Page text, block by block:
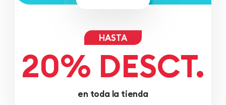
HASTA
20% DESCT.
en toda la tienda